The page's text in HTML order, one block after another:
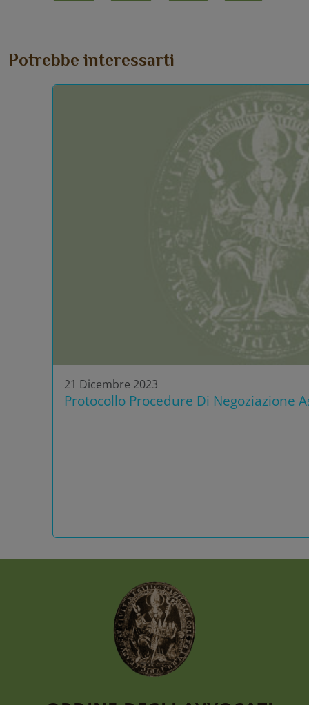
Potrebbe interessarti
21 Dicembre 2023
Protocollo Procedure Di Negoziazione